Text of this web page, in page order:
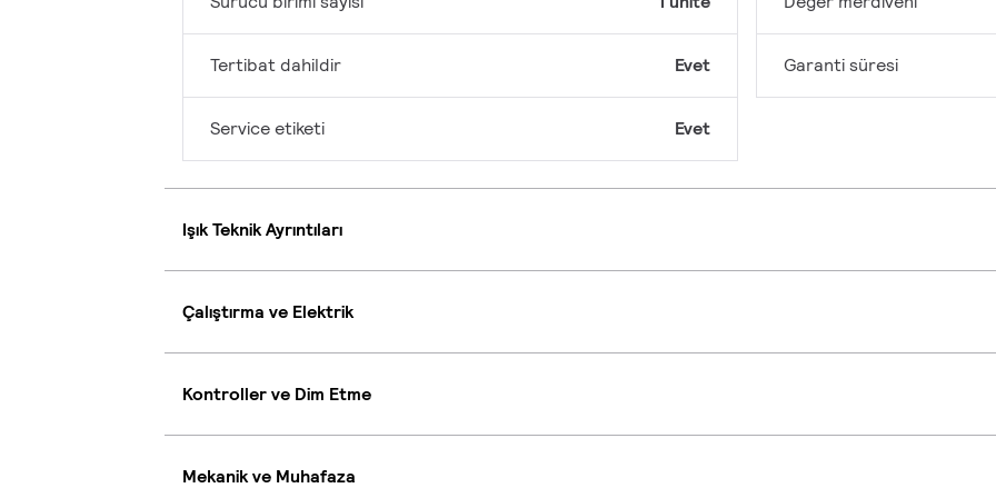
Tertibat dahildir Evet
Service etiketi Evet
Garanti süresi
Işık Teknik Ayrıntıları
Çalıştırma ve Elektrik
Kontroller ve Dim Etme
Mekanik ve Muhafaza